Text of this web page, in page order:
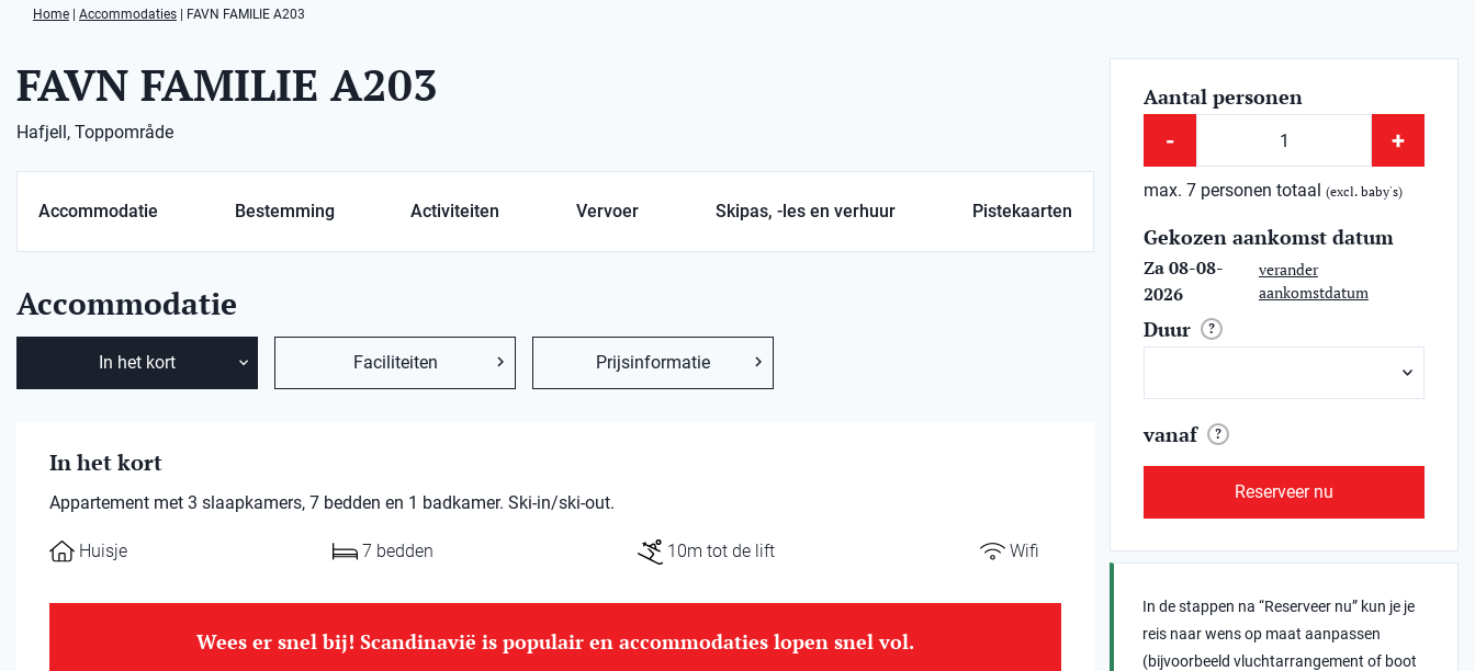
Home Accommodaties FAVN FAMILIE A203
FAVN FAMILIE A203
Hafjell, Toppområde
Accommodatie Bestemming Activiteiten Vervoer Skipas, -les en verhuur Pistekaarten
Accommodatie
In het kort Faciliteiten Prijsinformatie
In het kort
Appartement met 3 slaapkamers, 7 bedden en 1 badkamer. Ski-in/ski-out.
Huisje 7 bedden 10m tot de lift Wifi
Wees er snel bij! Scandinavië is populair en accommodaties lopen snel vol.
Aantal personen
- +
max. 7 personen totaal(excl. baby's)
Gekozen aankomst datum
Za 08-08-
2026
verander
aankomstdatum
Duur ?
vanaf ?
Reserveer nu
In de stappen na “Reserveer nu” kun je je
reis naar wens op maat aanpassen
(bijvoorbeeld vluchtarrangement of boot